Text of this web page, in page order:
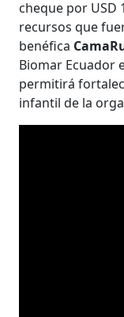
cheque por USD
recursos que
benéfica
Biomar Ecuador
permitirá
infantil de la